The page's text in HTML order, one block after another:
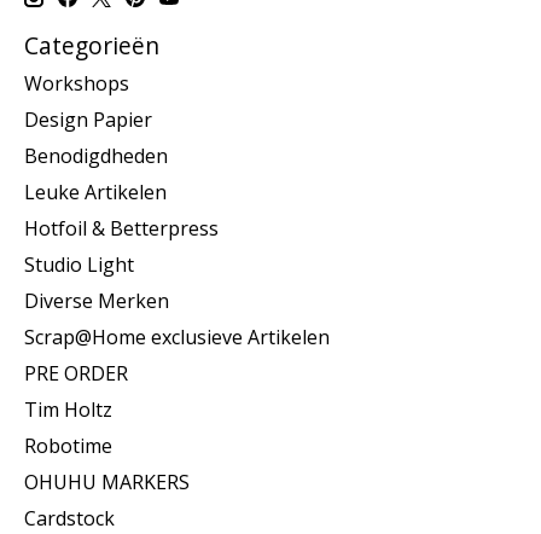
Categorieën
Workshops
Design Papier
Benodigdheden
Leuke Artikelen
Hotfoil & Betterpress
Studio Light
Diverse Merken
Scrap@Home exclusieve Artikelen
PRE ORDER
Tim Holtz
Robotime
OHUHU MARKERS
Cardstock